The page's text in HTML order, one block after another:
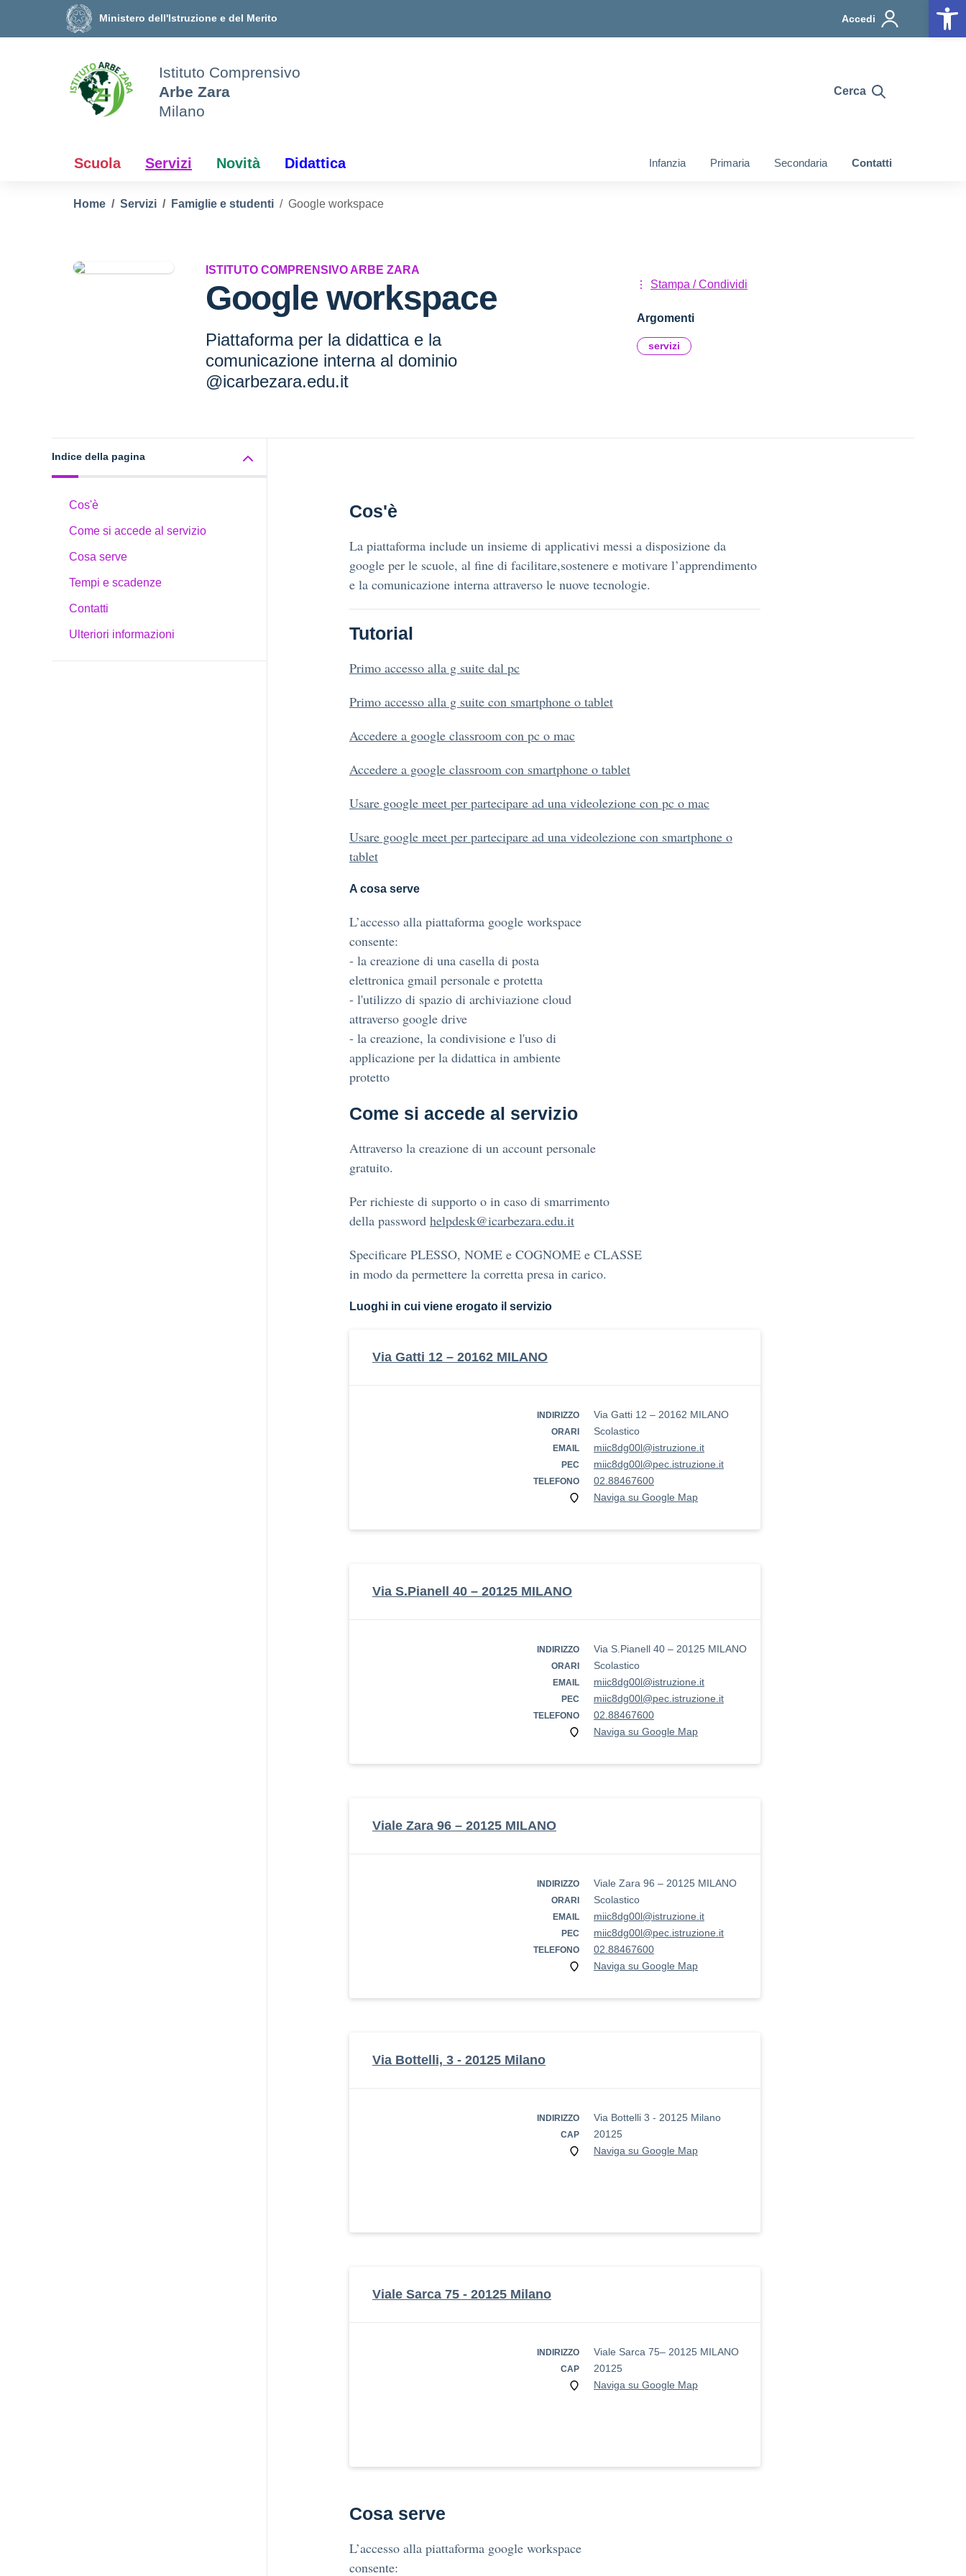
Vai ai contenuti
Vai al menu di navigazione
Ministero dell'Istruzione e del Merito Accedi
Istituto Comprensivo
Arbe Zara
Milano
Cerca
Scuola Servizi Novità Didattica Infanzia Primaria Secondaria Contatti
Home Servizi Famiglie e studenti Google workspace
ISTITUTO COMPRENSIVO ARBE ZARA
Google workspace
Piattaforma per la didattica e la
comunicazione interna al dominio
@icarbezara.edu.it
Stampa / Condividi
Argomenti
servizi
Indice della pagina
Cos'è
Come si accede al servizio
Cosa serve
Tempi e scadenze
Contatti
Ulteriori informazioni
Cos'è
La piattaforma include un insieme di applicativi messi a disposizione da
google per le scuole, al fine di facilitare,sostenere e motivare l’apprendimento
e la comunicazione interna attraverso le nuove tecnologie.
Tutorial
Primo accesso alla g suite dal pc
Primo accesso alla g suite con smartphone o tablet
Accedere a google classroom con pc o mac
Accedere a google classroom con smartphone o tablet
Usare google meet per partecipare ad una videolezione con pc o mac
Usare google meet per partecipare ad una videolezione con smartphone o
tablet
A cosa serve
L’accesso alla piattaforma google workspace
consente:
- la creazione di una casella di posta
elettronica gmail personale e protetta
- l'utilizzo di spazio di archiviazione cloud
attraverso google drive
- la creazione, la condivisione e l'uso di
applicazione per la didattica in ambiente
protetto
Come si accede al servizio
Attraverso la creazione di un account personale
gratuito.
Per richieste di supporto o in caso di smarrimento
della password helpdesk@icarbezara.edu.it
Specificare PLESSO, NOME e COGNOME e CLASSE
in modo da permettere la corretta presa in carico.
Luoghi in cui viene erogato il servizio
Via Gatti 12 – 20162 MILANO
INDIRIZZO Via Gatti 12 – 20162 MILANO
ORARI Scolastico
EMAIL miic8dg00l@istruzione.it
PEC miic8dg00l@pec.istruzione.it
TELEFONO
02.88467600
Naviga su Google Map
Via S.Pianell 40 – 20125 MILANO
INDIRIZZO Via S.Pianell 40 – 20125 MILANO
ORARI Scolastico
EMAIL miic8dg00l@istruzione.it
PEC miic8dg00l@pec.istruzione.it
TELEFONO
02.88467600
Naviga su Google Map
Viale Zara 96 – 20125 MILANO
INDIRIZZO Viale Zara 96 – 20125 MILANO
ORARI Scolastico
EMAIL miic8dg00l@istruzione.it
PEC miic8dg00l@pec.istruzione.it
TELEFONO
02.88467600
Naviga su Google Map
Via Bottelli, 3 - 20125 Milano
INDIRIZZO Via Bottelli 3 - 20125 Milano
CAP
20125
Naviga su Google Map
Viale Sarca 75 - 20125 Milano
INDIRIZZO Viale Sarca 75– 20125 MILANO
CAP
20125
Naviga su Google Map
Cosa serve
L’accesso alla piattaforma google workspace
consente: